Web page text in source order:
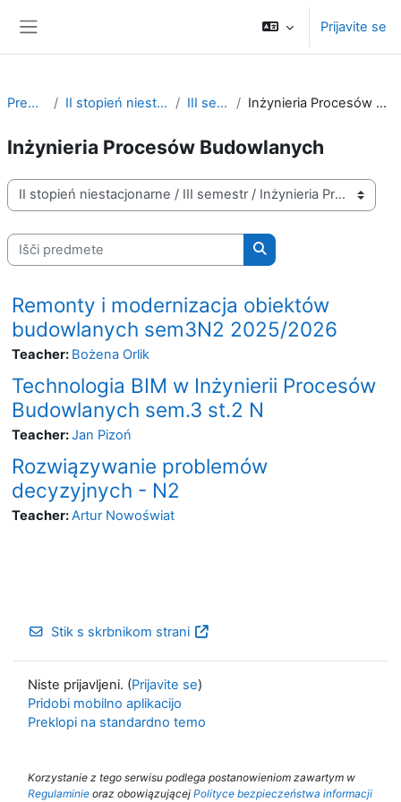
Prijavite se
Predmeti II stopień niestacjonarne III semestr Inżynieria Procesów Budowlanych
Inżynieria Procesów Budowlanych
Kategorije predmetov
Išči predmete
Išči predmete
Remonty i modernizacja obiektów
budowlanych sem3N2 2025/2026
Teacher: Bożena Orlik
Technologia BIM w Inżynierii Procesów
Budowlanych sem.3 st.2 N
Teacher:Jan Pizoń
Rozwiązywanie problemów
decyzyjnych - N2
Teacher:Artur Nowoświat
Stik s skrbnikom strani
Niste prijavljeni. (Prijavite se)
Pridobi mobilno aplikacijo
Preklopi na standardno temo
Korzystanie z tego serwisu podlega postanowieniom zawartym w
Regulaminie oraz obowiązującej Polityce bezpieczeństwa informacji